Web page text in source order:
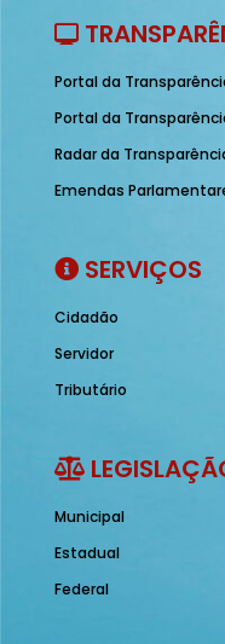
Portal da
Portal da
Radar da
Emendas
SERVIÇOS
Cidadão
Servidor
Tributário
Municipal
Estadual
Federal